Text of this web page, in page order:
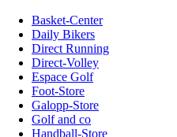
Basket-Center
Daily Bikers
Direct Running
Direct-Volley
Espace Golf
Foot-Store
Galopp-Store
Golf and co
Handball-Store